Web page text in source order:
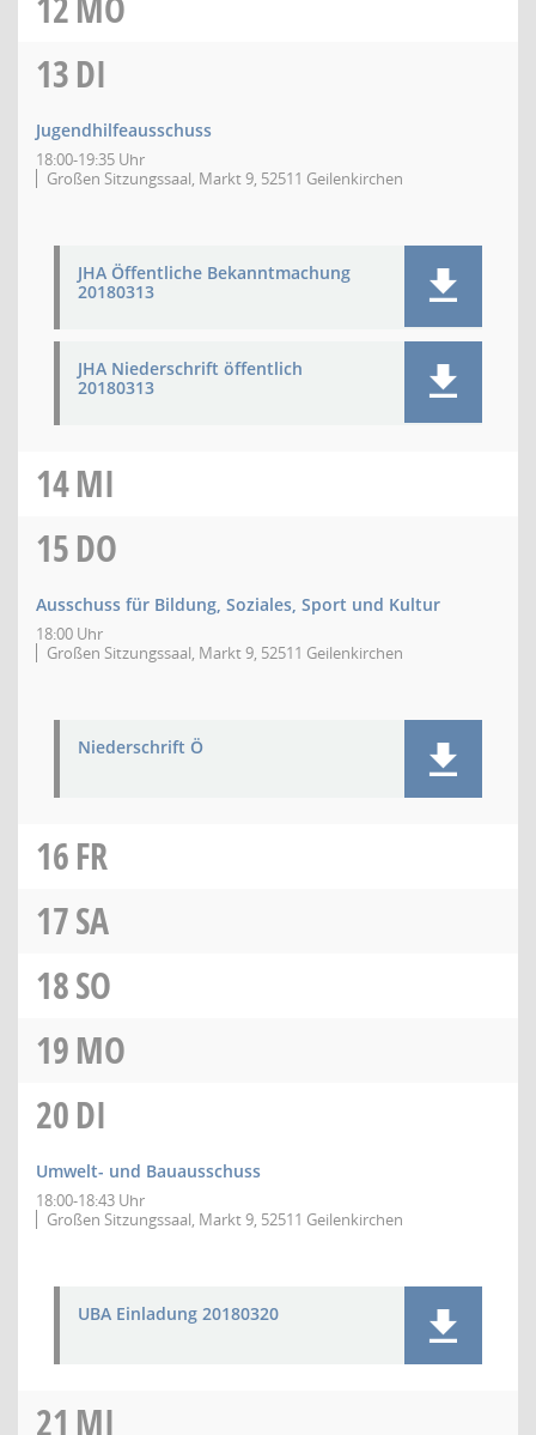
13DI
Jugendhilfeausschuss
18:00-19:35 Uhr
Großen Sitzungssaal, Markt 9, 52511 Geilenkirchen
JHA Öffentliche Bekanntmachung
20180313
JHA Niederschrift öffentlich
20180313
14MI
15DO
Ausschuss für Bildung, Soziales, Sport und Kultur
18:00 Uhr
Großen Sitzungssaal, Markt 9, 52511 Geilenkirchen
Niederschrift Ö
16FR
17SA
18SO
19MO
20DI
Umwelt- und Bauausschuss
18:00-18:43 Uhr
Großen Sitzungssaal, Markt 9, 52511 Geilenkirchen
UBA Einladung 20180320
21 MI